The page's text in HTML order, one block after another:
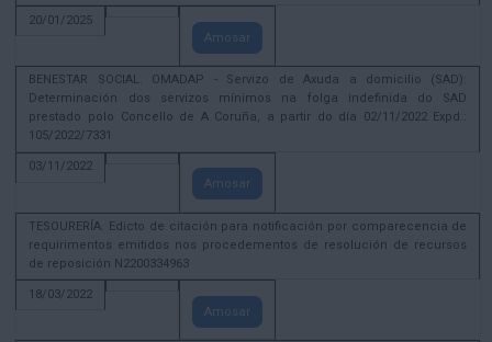
20/01/2025
Amosar
BENESTAR SOCIAL. OMADAP - Servizo de Axuda a domicilio (SAD):
Determinación dos servizos mínimos na folga indefinida do SAD
prestado polo Concello de A Coruña, a partir do día 02/11/2022 Expd.:
105/2022/7331
03/11/2022
Amosar
TESOURERÍA. Edicto de citación para notificación por comparecencia de
requirimentos emitidos nos procedementos de resolución de recursos
de reposición N2200334963
18/03/2022
Amosar